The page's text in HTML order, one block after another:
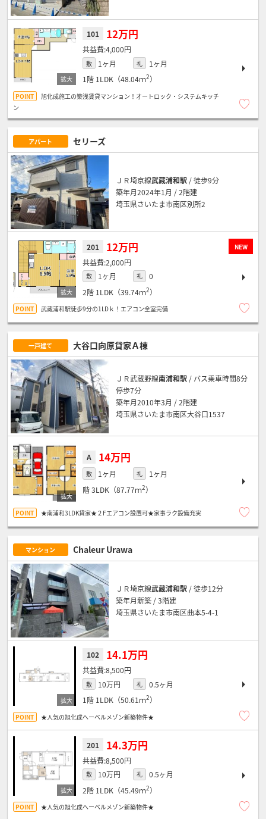
101 12万円
4,000円
敷 1ヶ月 礼
1ヶ月
1階 1LDK（48.04ｍ2）
旭化成施工の築浅賃貸マンション！オートロック・システムキッチ
ン
アパート セリーズ
ＪＲ埼京線武蔵浦和駅 / 徒歩9分
築年月2024年1月 / 2階建
埼玉県さいたま市南区別所2
NEW
201 12万円
2,000円
敷 1ヶ月 礼
0
2階 1LDK（39.74ｍ2）
武蔵浦和駅徒歩9分の1LDｋ！エアコン全室完備
一戸建て 大谷口向原貸家Ａ棟
ＪＲ武蔵野線南浦和駅 / バス乗車時間8分
停歩7分
築年月2010年3月 / 2階建
埼玉県さいたま市南区大谷口1537
A 14万円
敷 1ヶ月 礼
1ヶ月
階3LDK（87.77ｍ2）
★南浦和3LDK貸家★２Fエアコン設置可★家事ラク設備充実
マンション Chaleur Urawa
ＪＲ埼京線武蔵浦和駅 / 徒歩12分
築年月新築 / 3階建
埼玉県さいたま市南区曲本5-4-1
102 14.1万円
8,500円
敷 10万円 礼
0.5ヶ月
1階 1LDK（50.61ｍ2）
★人気の旭化成へーベルメゾン新築物件★
201 14.3万円
8,500円
敷 10万円 礼
0.5ヶ月
2階 1LDK（45.49ｍ2）
★人気の旭化成へーベルメゾン新築物件★